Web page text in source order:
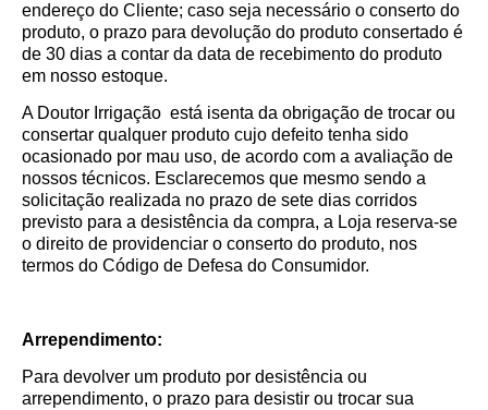
endereço do Cliente; caso seja necessário o conserto do
produto, o prazo para devolução do produto consertado é
de 30 dias a contar da data de recebimento do produto
em nosso estoque.
A Doutor Irrigação está isenta da obrigação de trocar ou
consertar qualquer produto cujo defeito tenha sido
ocasionado por mau uso, de acordo com a avaliação de
nossos técnicos. Esclarecemos que mesmo sendo a
solicitação realizada no prazo de sete dias corridos
previsto para a desistência da compra, a Loja reserva-se
o direito de providenciar o conserto do produto, nos
termos do Código de Defesa do Consumidor.
Arrependimento:
Para devolver um produto por desistência ou
arrependimento, o prazo para desistir ou trocar sua